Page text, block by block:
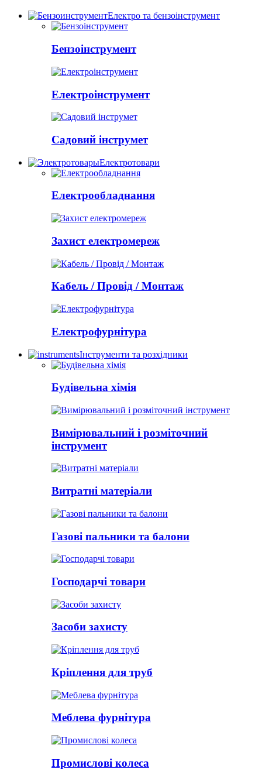
Електро та бензоінструмент
Бензоінструмент
Електроінструмент
Садовий інструмет
Електротовари
Електрообладнання
Захист електромереж
Кабель / Провід / Монтаж
Електрофурнітура
Інструменти та розхідники
Будівельна хімія
Вимірювальний і розміточний
інструмент
Витратні матеріали
Газові пальники та балони
Господарчі товари
Засоби захисту
Кріплення для труб
Меблева фурнітура
Промислові колеса